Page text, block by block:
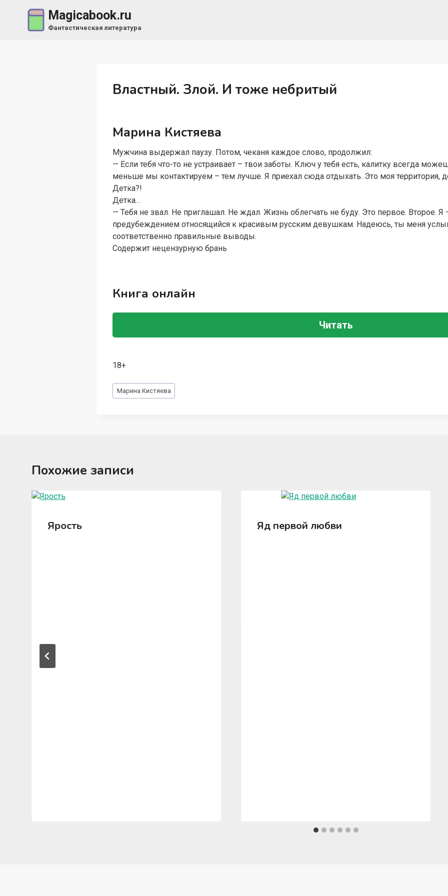
содержимому
Magicabook.ru
Фантастическая литература
Властный. Злой. И тоже небритый
Марина Кистяева
Мужчина выдержал паузу. Потом, чеканя каждое слово, продолжил:
— Если тебя что-то не устраивает – твои заботы. Ключ у тебя есть, калитку всегда
меньше мы контактируем – тем лучше. Я приехал сюда отдыхать. Это моя территория,
Детка?!
Детка…
— Тебя не звал. Не приглашал. Не ждал. Жизнь облегчать не буду. Это первое. Второе.
предубеждением относящийся к красивым русским девушкам. Надеюсь, ты меня
соответственно правильные выводы.
Содержит нецензурную брань
Книга онлайн
Читать
18+
Метки
записи:
Марина Кистяева
Похожие записи
Ярость Яд первой любви